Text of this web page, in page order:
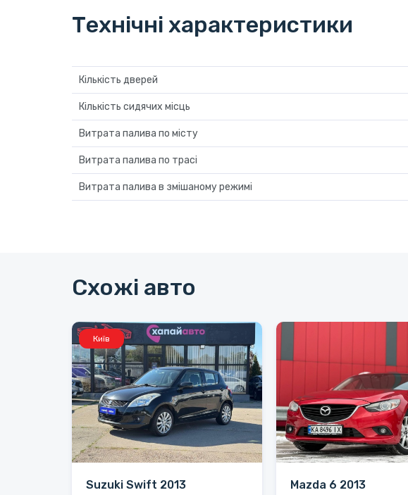
Технічні характеристики
Кількість дверей
Кількість сидячих місць
Витрата палива по місту
Витрата палива по трасі
Витрата палива в змішаному режимі
Схожі авто
Київ
Suzuki Swift 2013 Mazda 6 2013